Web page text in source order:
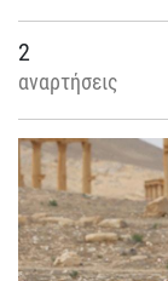
2
αναρτήσεις